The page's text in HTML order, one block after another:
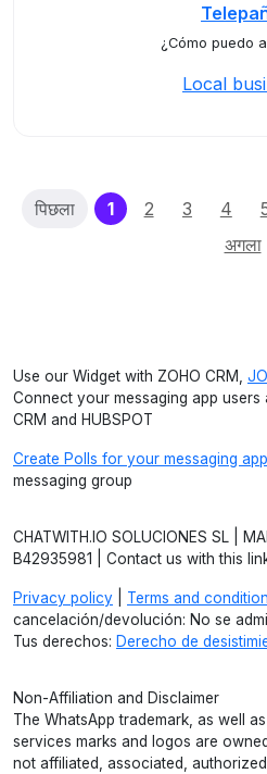
¿Cómo puedo
Local
पिछला 1(current)
2 3 4
अगला
Use our Widget with ZOHO CRM,
Connect your messaging app
CRM and HUBSPOT
Create Polls for your messaging app
messaging group
CHATWITH.IO SOLUCIONES SL |
B42935981 | Contact us with this
Privacy policy Terms and
cancelación/devolución: No se
Tus derechos: Derecho de
Non-Affiliation and Disclaimer
The WhatsApp trademark, as well
services marks and logos are
not affiliated, associated,